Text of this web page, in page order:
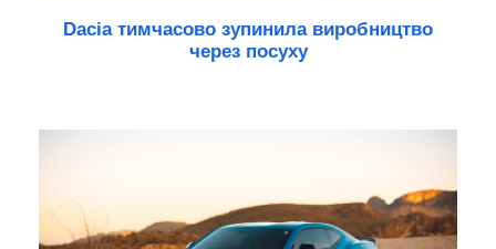
Dacia тимчасово зупинила виробництво
через посуху